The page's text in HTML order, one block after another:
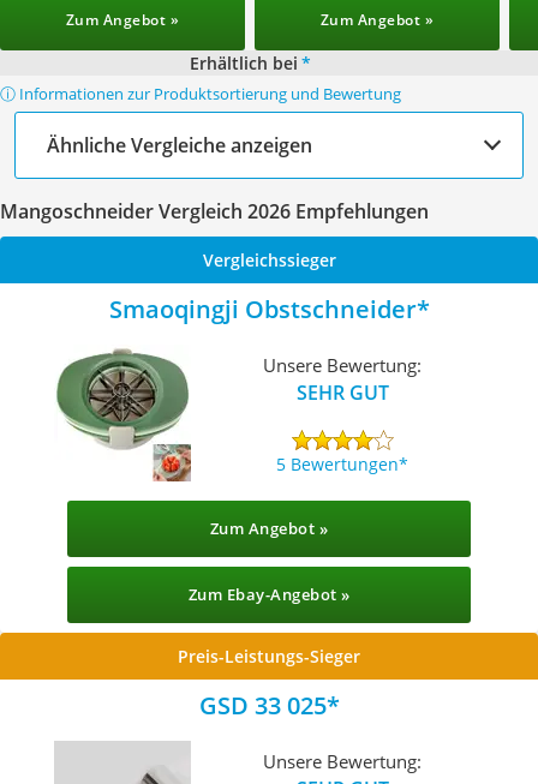
Zum Angebot » Zum Angebot »
Erhältlich bei *
ⓘ Informationen zur Produktsortierung und Bewertung
Ähnliche Vergleiche anzeigen
Mangoschneider Vergleich 2026 Empfehlungen
Vergleichssieger
Smaoqingji Obstschneider
Unsere Bewertung:
SEHR GUT
5 Bewertungen
Zum Angebot »
Zum Ebay-Angebot »
Preis-Leistungs-Sieger
GSD 33 025
Unsere Bewertung: